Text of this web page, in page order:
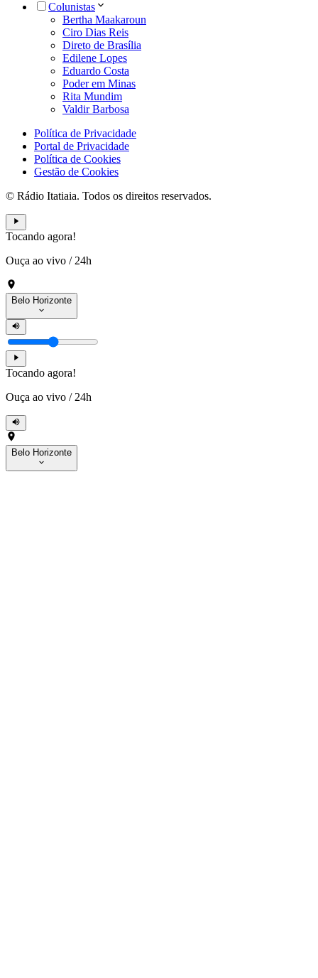
Colunistas
Bertha Maakaroun
Ciro Dias Reis
Direto de Brasília
Edilene Lopes
Eduardo Costa
Poder em Minas
Rita Mundim
Valdir Barbosa
Política de Privacidade
Portal de Privacidade
Política de Cookies
Gestão de Cookies
© Rádio Itatiaia. Todos os direitos reservados.
Tocando agora!
Ouça ao vivo / 24h
Belo Horizonte
Tocando agora!
Ouça ao vivo / 24h
Belo Horizonte